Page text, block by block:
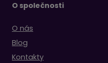
O společnosti
O nás
Blog
Kontakty